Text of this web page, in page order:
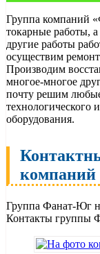
Группа компаний
токарные работы,
другие работы
осуществим
Производим
многое-многое
почту решим
технологического
оборудования.
Группа Фанат-Юг
Контакты группы